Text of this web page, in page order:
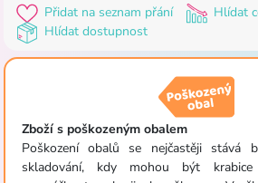
Přidat na seznam přání
Hlídat
Hlídat dostupnost
Zboží s poškozeným obalem
Poškození obalů se nejčastěji stává
skladování, kdy mohou být